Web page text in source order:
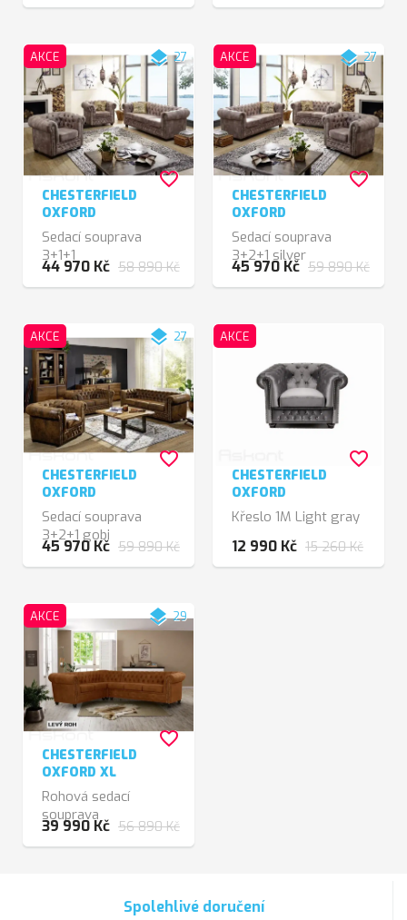
AKCE layers27
CHESTERFIELD
OXFORD
Sedací souprava
3+1+1
44 970 Kč 58 890 Kč
favorite_border
AKCE layers27
CHESTERFIELD
OXFORD
Sedací souprava
3+2+1 silver
45 970 Kč 59 890 Kč
favorite_border
AKCE layers 27
CHESTERFIELD
OXFORD
Sedací souprava
3+2+1 gobi
45 970 Kč 59 890 Kč
favorite_border
AKCE
CHESTERFIELD
OXFORD
Křeslo 1M Light gray
12 990 Kč 15 260 Kč
favorite_border
AKCE layers29
CHESTERFIELD
OXFORD XL
Rohová sedací
souprava
39 990 Kč 56 890 Kč
favorite_border
Spolehlivé doručení